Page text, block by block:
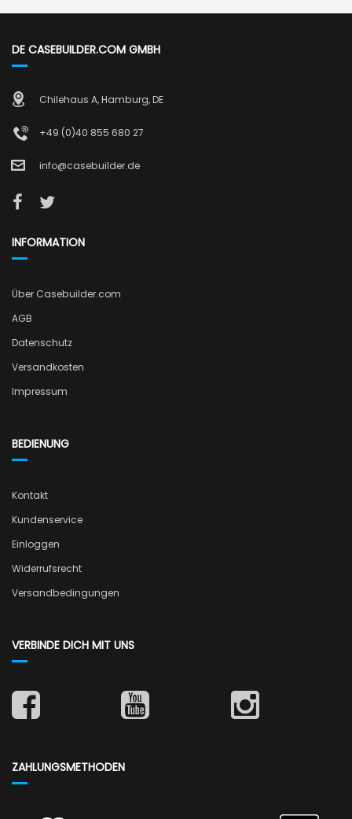
DE CASEBUILDER.COM GMBH
Chilehaus A, Hamburg, DE
+49 (0)40 855 680 27
info@casebuilder.de
INFORMATION
Über Casebuilder.com
AGB
Datenschutz
Versandkosten
Impressum
BEDIENUNG
Kontakt
Kundenservice
Einloggen
Widerrufsrecht
Versandbedingungen
VERBINDE DICH MIT UNS
ZAHLUNGSMETHODEN